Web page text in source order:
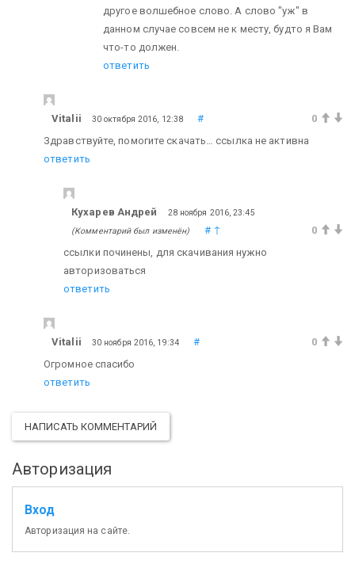
другое волшебное слово. А слово "уж" в
данном случае совсем не к месту, будто я Вам
что-то должен.
ответить
Vitalii 30 октября 2016, 12:38 #
0
Здравствуйте, помогите скачать… ссылка не активна
ответить
Кухарев Андрей
28 ноября 2016, 23:45
(Комментарий был изменён)
# ↑
0
ссылки починены, для скачивания нужно
авторизоваться
ответить
Vitalii 30 ноября 2016, 19:34 #
0
Огромное спасибо
ответить
НАПИСАТЬ КОММЕНТАРИЙ
Авторизация
Вход
Авторизация на сайте.